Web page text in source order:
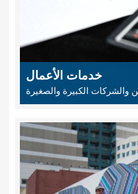
خدمات الأعمال
والشركات الكبيرة والصغيرة